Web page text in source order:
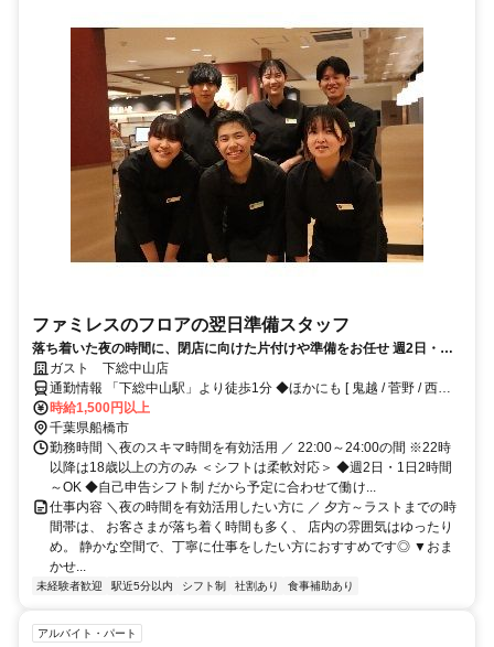
ファミレスのフロアの翌日準備スタッフ
落ち着いた夜の時間に、閉店に向けた片付けや準備をお任せ 週2日・短
時間～OK 平日だけ・土日だけも歓迎 交通費支給や食事補助など待遇も
整っています◎
ガスト 下総中山店
通勤情報 「下総中山駅」より徒歩1分 ◆ほかにも [ 鬼越 / 菅野 / 西船
橋 / 川和町 ] からも徒歩で5～20分程度!!※バイク / 自転車通勤OK
時給1,500円以上
千葉県船橋市
勤務時間 ＼夜のスキマ時間を有効活用 ／ 22:00～24:00の間 ※22時
以降は18歳以上の方のみ ＜シフトは柔軟対応＞ ◆週2日・1日2時間
～OK ◆自己申告シフト制 だから予定に合わせて働け...
仕事内容 ＼夜の時間を有効活用したい方に ／ 夕方～ラストまでの時
間帯は、 お客さまが落ち着く時間も多く、 店内の雰囲気はゆったり
め。 静かな空間で、丁寧に仕事をしたい方におすすめです◎ ▼おま
かせ...
未経験者歓迎 駅近5分以内 シフト制 社割あり 食事補助あり
アルバイト・パート